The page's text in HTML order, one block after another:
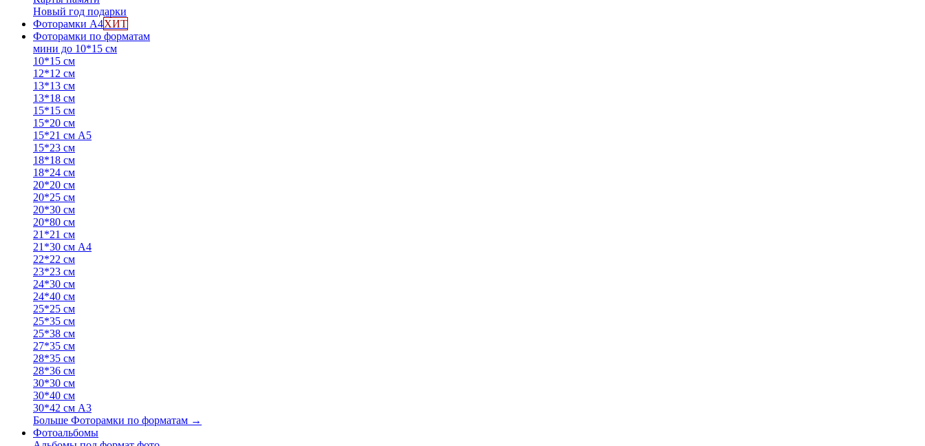
Новый год подарки
Фоторамки А4ХИТ
Фоторамки по форматам
мини до 10*15 см
10*15 см
12*12 см
13*13 см
13*18 см
15*15 см
15*20 см
15*21 см А5
15*23 см
18*18 см
18*24 см
20*20 см
20*25 см
20*30 см
20*80 см
21*21 см
21*30 см А4
22*22 см
23*23 см
24*30 см
24*40 см
25*25 см
25*35 см
25*38 см
27*35 см
28*35 см
28*36 см
30*30 см
30*40 см
30*42 см А3
Больше Фоторамки по форматам →
Фотоальбомы